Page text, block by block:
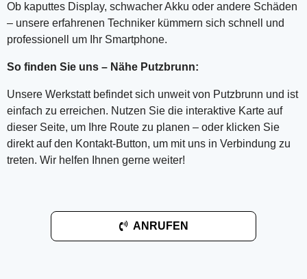
Ob kaputtes Display, schwacher Akku oder andere Schäden
– unsere erfahrenen Techniker kümmern sich schnell und
professionell um Ihr Smartphone.
So finden Sie uns – Nähe Putzbrunn:
Unsere Werkstatt befindet sich unweit von Putzbrunn und ist
einfach zu erreichen. Nutzen Sie die interaktive Karte auf
dieser Seite, um Ihre Route zu planen – oder klicken Sie
direkt auf den Kontakt-Button, um mit uns in Verbindung zu
treten. Wir helfen Ihnen gerne weiter!
ANRUFEN